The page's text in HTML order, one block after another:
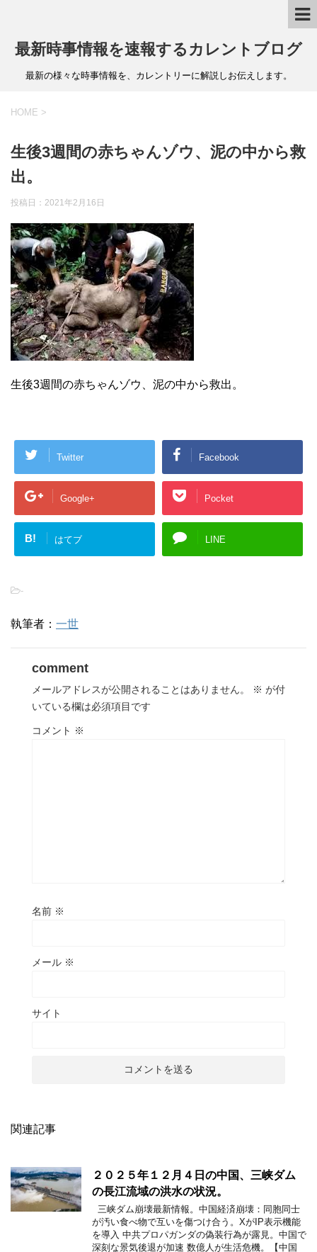
最新時事情報を速報するカレントブログ
最新の様々な時事情報を、カレントリーに解説しお伝えします。
HOME >
生後3週間の赤ちゃんゾウ、泥の中から救
出。
投稿日： 2021年2月16日
生後3週間の赤ちゃんゾウ、泥の中から救出。
Twitter Facebook
Google+ Pocket
B! はてブ LINE
-
執筆者： 一世
comment
メールアドレスが公開されることはありません。 ※ が付
いている欄は必須項目です
コメント ※
名前 ※
メール ※
サイト
関連記事
２０２５年１２月４日の中国、三峡ダム
の長江流域の洪水の状況。
三峡ダム崩壊最新情報。中国経済崩壊：同胞同士
が汚い食べ物で互いを傷つけ合う。XがIP表示機能
を導入 中共プロパガンダの偽装行為が露見。中国で
深刻な景気後退が加速 数億人が生活危機。【中国